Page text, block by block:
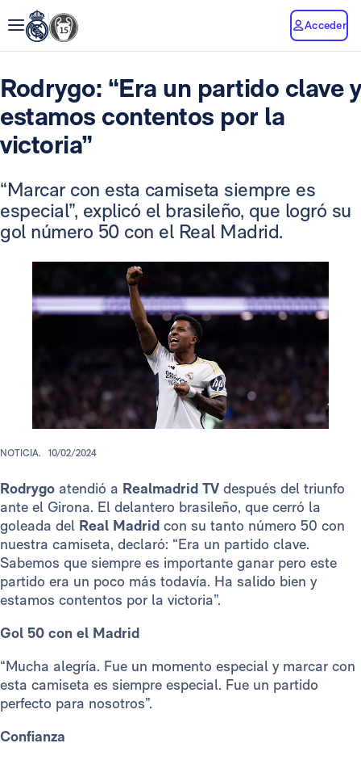
Acceder
Rodrygo: “Era un partido clave y
estamos contentos por la
victoria”
“Marcar con esta camiseta siempre es
especial”, explicó el brasileño, que logró su
gol número 50 con el Real Madrid.
NOTICIA. 10/02/2024
Rodrygo atendió a Realmadrid TV después del triunfo
ante el Girona. El delantero brasileño, que cerró la
goleada del Real Madrid con su tanto número 50 con
nuestra camiseta, declaró: “Era un partido clave.
Sabemos que siempre es importante ganar pero este
partido era un poco más todavía. Ha salido bien y
estamos contentos por la victoria”.
Gol 50 con el Madrid
“Mucha alegría. Fue un momento especial y marcar con
esta camiseta es siempre especial. Fue un partido
perfecto para nosotros”.
Confianza